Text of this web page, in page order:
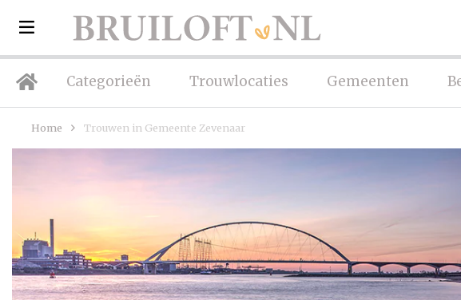
Categorieën Trouwlocaties Gemeenten
Home Trouwen in Gemeente Zevenaar